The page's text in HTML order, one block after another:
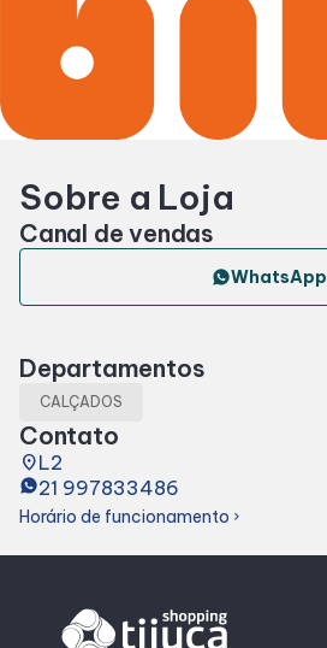
Horários
Entretenimento
Cinema
Lojas e Restaurantes
Lojas
Alimentação
Taste
Sobre a Loja
Canal de vendas
WhatsApp
Departamentos
CALÇADOS
Contato
placeL2
21 997833486
Horário de funcionamento chevron_right